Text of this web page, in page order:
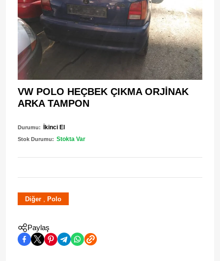
VW POLO HEÇBEK ÇIKMA ORJİNAK
ARKA TAMPON
Durumu: İkinci El
Stok Durumu: Stokta Var
Diğer Polo
Paylaş